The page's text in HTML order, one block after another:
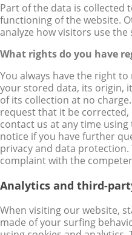
Part of the data is collected
functioning of the website.
analyze how visitors use the
What rights do you have
You always have the right
your stored data, its origin,
of its collection at no
request that it be corrected,
contact us at any time
notice if you have further
privacy and data protection.
complaint with the
Analytics and third-
When visiting our website,
made of your surfing